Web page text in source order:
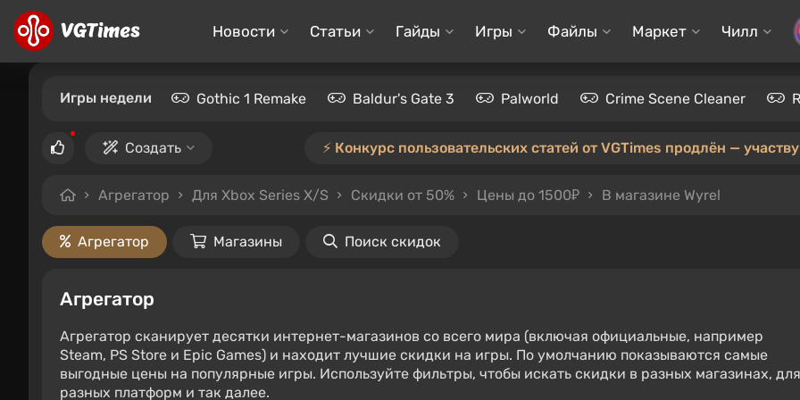
Новости Статьи Гайды Игры Файлы Маркет Чилл
Игры недели Gothic 1 Remake Baldur's Gate 3 Palworld Crime Scene Cleaner
Создать ⚡️ Конкурс пользовательских статей от VGTimes продлён —
Агрегатор Для Xbox Series X/S Скидки от 50% Цены до 1500₽ В магазине Wyrel
Агрегатор Магазины Поиск скидок
Агрегатор
Агрегатор сканирует десятки интернет-магазинов со всего мира (включая официальные, например
Steam, PS Store и Epic Games) и находит лучшие скидки на игры. По умолчанию показываются самые
выгодные цены на популярные игры. Используйте фильтры, чтобы искать скидки в разных магазинах, для
разных платформ и так далее.